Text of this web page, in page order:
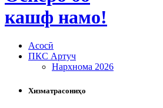
Асосӣ
ПКС Артуч
Нархнома 2026
Хизматрасониҳо